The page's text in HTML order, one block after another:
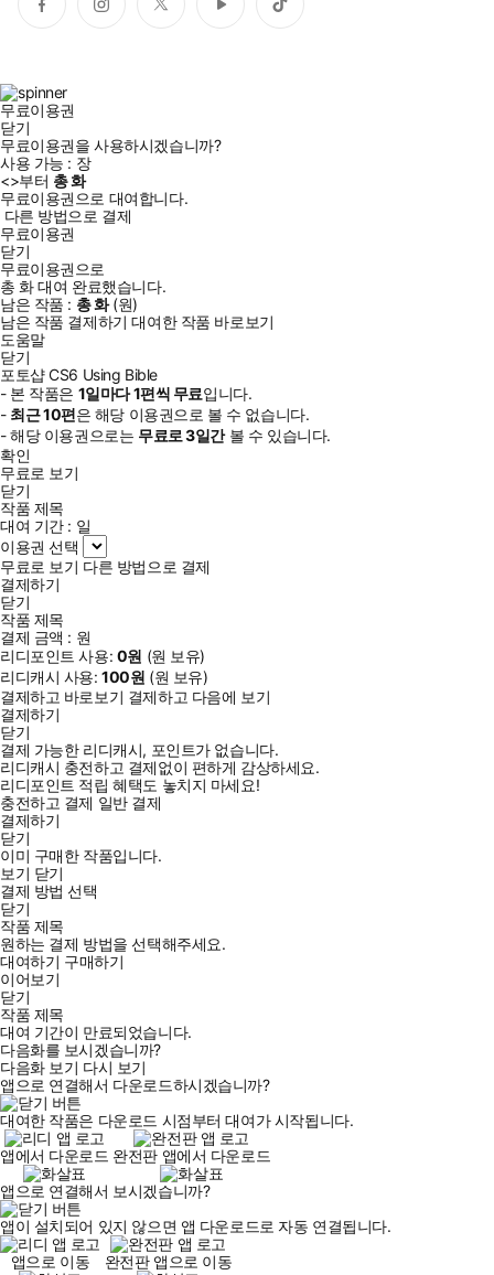
페
이
인
스
트
위
유
튜
틱
톡
무료이용권
닫기
무료이용권을 사용하시겠습니까?
사용 가능 : 장
<>부터 총화
무료이용권으로 대여합니다.
다른 방법으로 결제
무료이용권
닫기
무료이용권으로
총 화대여 완료했습니다.
남은 작품 : 총화(원)
남은 작품 결제하기 대여한 작품 바로보기
도움말
닫기
포토샵 CS6 Using Bible
- 본 작품은 1일마다1편씩 무료입니다.
- 최근10편은 해당 이용권으로 볼 수 없습니다.
- 해당 이용권으로는 무료로3일간볼 수 있습니다.
확인
무료로 보기
닫기
작품 제목
대여 기간 : 일
이용권 선택
무료로 보기 다른 방법으로 결제
결제하기
닫기
작품 제목
결제 금액 : 원
리디포인트 사용: 0원 (원 보유)
리디캐시 사용:100원 (원 보유)
결제하고 바로보기 결제하고 다음에 보기
결제하기
닫기
결제 가능한 리디캐시, 포인트가 없습니다.
리디캐시 충전하고 결제없이 편하게 감상하세요.
리디포인트 적립 혜택도 놓치지 마세요!
충전하고 결제 일반 결제
결제하기
닫기
이미 구매한 작품입니다.
보기 닫기
결제 방법 선택
닫기
작품 제목
원하는 결제 방법을 선택해주세요.
대여하기 구매하기
이어보기
닫기
작품 제목
대여 기간이 만료되었습니다.
다음화를 보시겠습니까?
다음화 보기 다시 보기
앱으로 연결해서 다운로드하시겠습니까?
대여한 작품은 다운로드 시점부터 대여가 시작됩니다.
앱에서 다운로드 완전판 앱에서 다운로드
앱으로 연결해서 보시겠습니까?
앱이 설치되어 있지 않으면 앱 다운로드로 자동 연결됩니다.
앱으로 이동
완전판 앱으로 이동